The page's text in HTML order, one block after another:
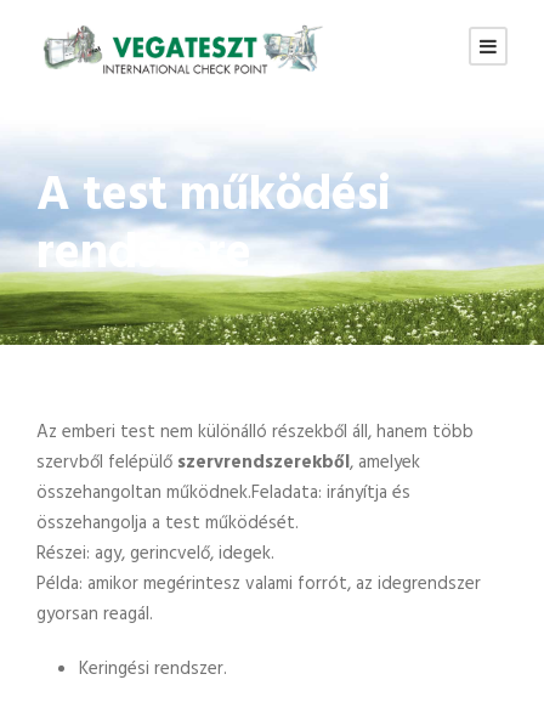
A test működési
rendszere
Az emberi test nem különálló részekből áll, hanem több
szervből felépülő szervrendszerekből, amelyek
összehangoltan működnek.Feladata: irányítja és
összehangolja a test működését.
Részei: agy, gerincvelő, idegek.
Példa: amikor megérintesz valami forrót, az idegrendszer
gyorsan reagál.
Keringési rendszer.